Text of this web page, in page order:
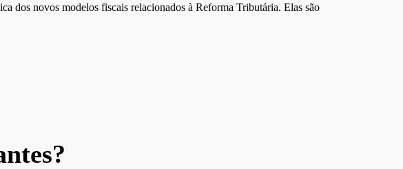
dos novos modelos fiscais relacionados à Reforma Tributária. Elas são